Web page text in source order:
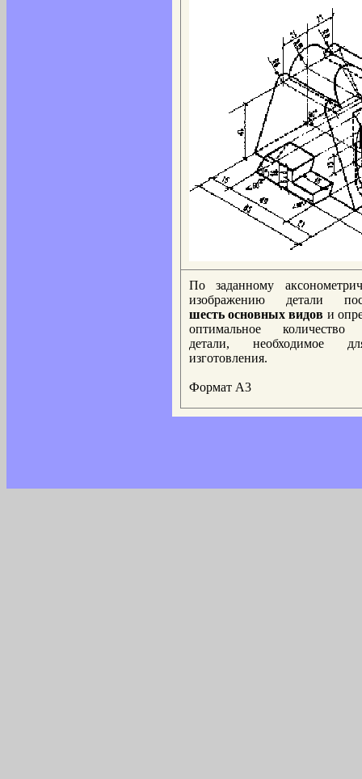
По заданному
изображению детали
шесть основных видов и
оптимальное количество
детали, необходимое
изготовления.
Формат А3